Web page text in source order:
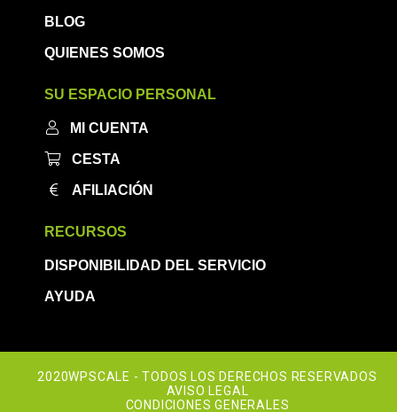
BLOG
QUIENES SOMOS
SU ESPACIO PERSONAL
MI CUENTA
CESTA
AFILIACIÓN
RECURSOS
DISPONIBILIDAD DEL SERVICIO
AYUDA
2020WPSCALE - TODOS LOS DERECHOS RESERVADOS
AVISO LEGAL
CONDICIONES GENERALES